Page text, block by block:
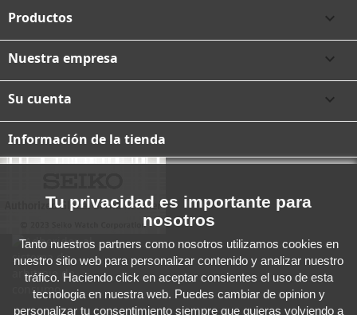
Productos 
Nuestra empresa 
Su cuenta 
Información de la tienda
Tu privacidad es importante para
nosotros
Tanto nuestros partners como nosotros utilizamos cookies en
nuestro sitio web para personalizar contenido y analizar nuestro
tráfico. Haciendo click en aceptar consientes el uso de esta
tecnologia en nuestra web. Puedes cambiar de opinion y
personalizar tu consentimiento siempre que quieras volviendo a